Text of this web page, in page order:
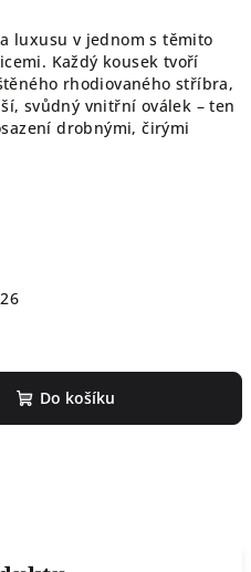
luxusu v jednom s těmito
Každý kousek tvoří
rhodiovaného stříbra,
svůdný vnitřní oválek – ten
drobnými, čirými
Do košíku